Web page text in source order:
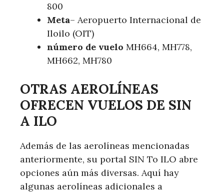
800
Meta– Aeropuerto Internacional de
Iloilo (OIT)
número de vuelo MH664, MH778,
MH662, MH780
OTRAS AEROLÍNEAS
OFRECEN VUELOS DE SIN
A ILO
Además de las aerolíneas mencionadas
anteriormente, su portal SIN To ILO abre
opciones aún más diversas. Aquí hay
algunas aerolíneas adicionales a